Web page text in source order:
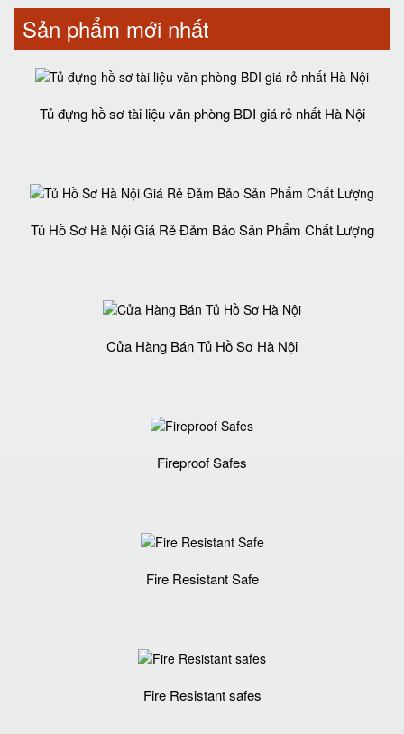
Sản phẩm mới nhất
Tủ đựng hồ sơ tài liệu văn phòng BDI giá rẻ nhất Hà Nội
Tủ Hồ Sơ Hà Nội Giá Rẻ Đảm Bảo Sản Phẩm Chất Lượng‎
Cửa Hàng Bán Tủ Hồ Sơ Hà Nội
Fireproof Safes
Fire Resistant Safe
Fire Resistant safes